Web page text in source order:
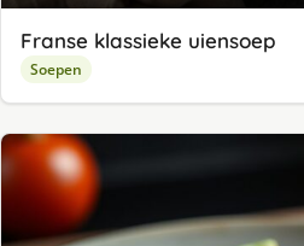
Franse klassieke uiensoep
Soepen